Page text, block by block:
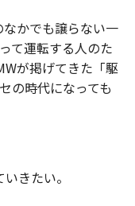
かでも譲らない一
て運転する人のた
が掲げてきた「駆
の時代になっても
きたい。